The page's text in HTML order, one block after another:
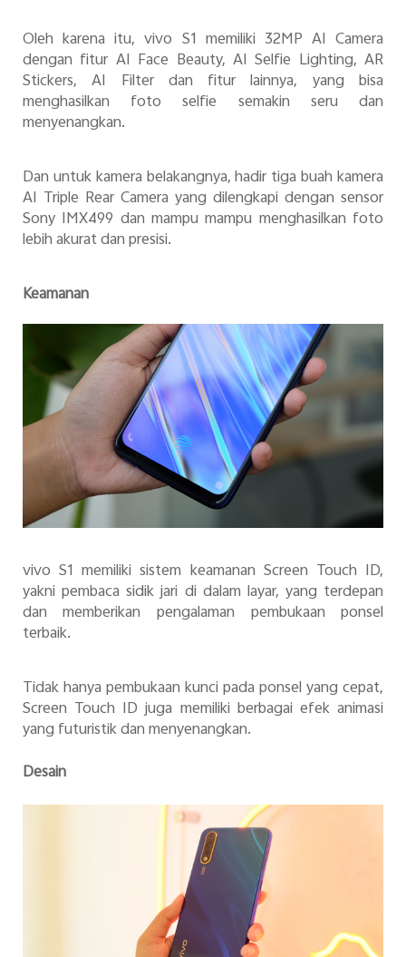
Oleh karena itu, vivo S1 memiliki 32MP AI Camera
dengan fitur AI Face Beauty, AI Selfie Lighting, AR
Stickers, AI Filter dan fitur lainnya, yang bisa
menghasilkan foto selfie semakin seru dan
menyenangkan.
Dan untuk kamera belakangnya, hadir tiga buah kamera
AI Triple Rear Camera yang dilengkapi dengan sensor
Sony IMX499 dan mampu mampu menghasilkan foto
lebih akurat dan presisi.
Keamanan
vivo S1 memiliki sistem keamanan Screen Touch ID,
yakni pembaca sidik jari di dalam layar, yang terdepan
dan memberikan pengalaman pembukaan ponsel
terbaik.
Tidak hanya pembukaan kunci pada ponsel yang cepat,
Screen Touch ID juga memiliki berbagai efek animasi
yang futuristik dan menyenangkan.
Desain